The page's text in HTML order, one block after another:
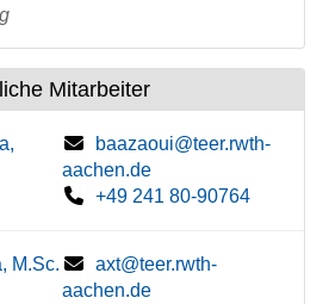
Mitarbeiter
baazaoui@teer.rwth-
aachen.de
+49 241 80-90764
M.Sc.
axt@teer.rwth-
aachen.de